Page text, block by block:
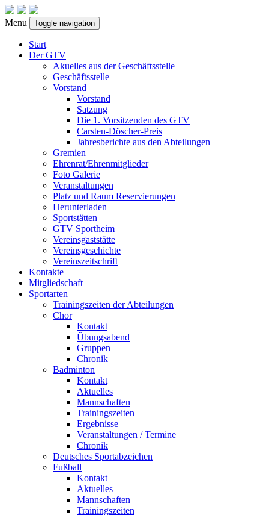
Menu Toggle navigation
Start
Der GTV
Akuelles aus der Geschäftsstelle
Geschäftsstelle
Vorstand
Vorstand
Satzung
Die 1. Vorsitzenden des GTV
Carsten-Döscher-Preis
Jahresberichte aus den Abteilungen
Gremien
Ehrenrat/Ehrenmitglieder
Foto Galerie
Veranstaltungen
Platz und Raum Reservierungen
Herunterladen
Sportstätten
GTV Sportheim
Vereinsgaststätte
Vereinsgeschichte
Vereinszeitschrift
Kontakte
Mitgliedschaft
Sportarten
Trainingszeiten der Abteilungen
Chor
Kontakt
Übungsabend
Gruppen
Chronik
Badminton
Kontakt
Aktuelles
Mannschaften
Trainingszeiten
Ergebnisse
Veranstaltungen / Termine
Chronik
Deutsches Sportabzeichen
Fußball
Kontakt
Aktuelles
Mannschaften
Trainingszeiten